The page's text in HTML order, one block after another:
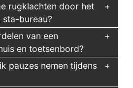
rugklachten door het
sta-bureau?
van een
en toetsenbord?
pauzes nemen tijdens